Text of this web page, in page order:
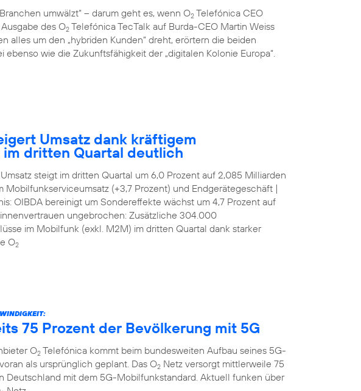
umwälzt“ – darum geht es, wenn O2 Telefónica CEO
des O2 Telefónica TecTalk auf Burda-CEO Martin Weiss
alles um den „hybriden Kunden“ dreht, erörtern die beiden
ebenso wie die Zukunftsfähigkeit der „digitalen Kolonie Europa“.
Umsatz dank kräftigem
im dritten Quartal deutlich
steigt im dritten Quartal um 6,0 Prozent auf 2,085 Milliarden
Mobilfunkserviceumsatz (+3,7 Prozent) und Endgerätegeschäft |
OIBDA bereinigt um Sondereffekte wächst um 4,7 Prozent auf
ungebrochen: Zusätzliche 304.000
im Mobilfunk (exkl. M2M) im dritten Quartal dank starker
O2
75 Prozent der Bevölkerung mit 5G
O2 Telefónica kommt beim bundesweiten Aufbau seines 5G-
als ursprünglich geplant. Das O2 Netz versorgt mittlerweile 75
Deutschland mit dem 5G-Mobilfunkstandard. Aktuell funken über